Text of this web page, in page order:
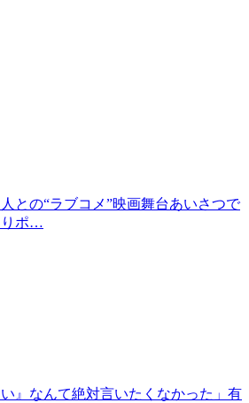
との“ラブコメ”映画舞台あいさつで
りポ…
い』なんて絶対言いたくなかった」有